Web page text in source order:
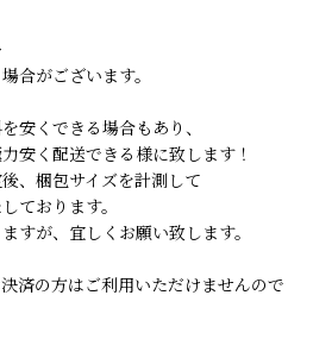
合がございます。
安くできる場合もあり、
安く配送できる様に致します！
、梱包サイズを計測して
ております。
すが、宜しくお願い致します。
済の方はご利用いただけませんので